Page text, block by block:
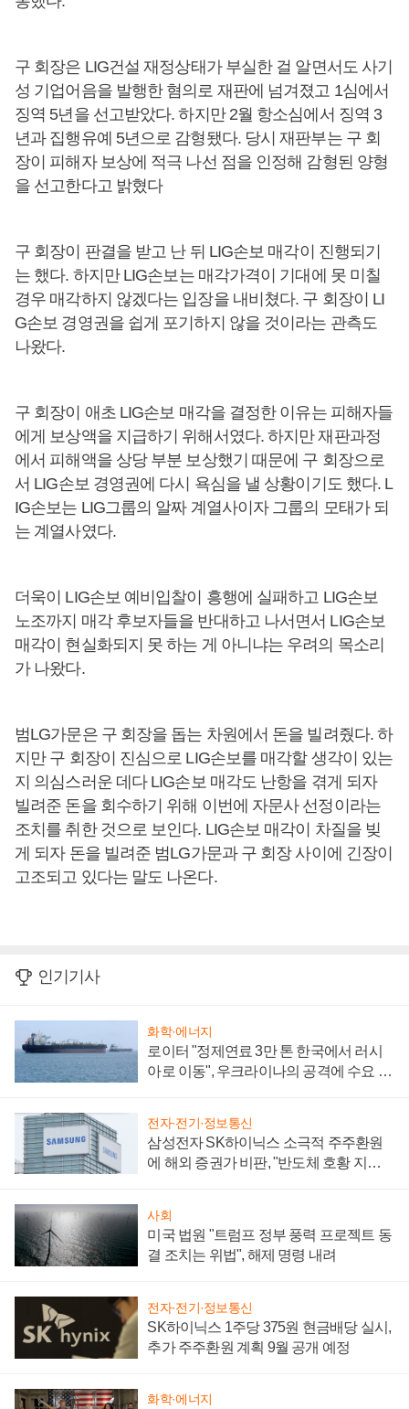
구 회장은 LIG건설 재정상태가 부실한 걸 알면서도 사기
성 기업어음을 발행한 혐의로 재판에 넘겨졌고 1심에서
징역 5년을 선고받았다. 하지만 2월 항소심에서 징역 3
년과 집행유예 5년으로 감형됐다. 당시 재판부는 구 회
장이 피해자 보상에 적극 나선 점을 인정해 감형된 양형
을 선고한다고 밝혔다
구 회장이 판결을 받고 난 뒤 LIG손보 매각이 진행되기
는 했다. 하지만 LIG손보는 매각가격이 기대에 못 미칠
경우 매각하지 않겠다는 입장을 내비쳤다. 구 회장이 LI
G손보 경영권을 쉽게 포기하지 않을 것이라는 관측도
나왔다.
구 회장이 애초 LIG손보 매각을 결정한 이유는 피해자들
에게 보상액을 지급하기 위해서였다. 하지만 재판과정
에서 피해액을 상당 부분 보상했기 때문에 구 회장으로
서 LIG손보 경영권에 다시 욕심을 낼 상황이기도 했다. L
IG손보는 LIG그룹의 알짜 계열사이자 그룹의 모태가 되
는 계열사였다.
더욱이 LIG손보 예비입찰이 흥행에 실패하고 LIG손보
노조까지 매각 후보자들을 반대하고 나서면서 LIG손보
매각이 현실화되지 못 하는 게 아니냐는 우려의 목소리
가 나왔다.
범LG가문은 구 회장을 돕는 차원에서 돈을 빌려줬다. 하
지만 구 회장이 진심으로 LIG손보를 매각할 생각이 있는
지 의심스러운 데다 LIG손보 매각도 난항을 겪게 되자
빌려준 돈을 회수하기 위해 이번에 자문사 선정이라는
조치를 취한 것으로 보인다. LIG손보 매각이 차질을 빚
게 되자 돈을 빌려준 범LG가문과 구 회장 사이에 긴장이
고조되고 있다는 말도 나온다.
인기기사
화학·에너지
로이터 "정제연료 3만 톤 한국에서 러시
아로 이동", 우크라이나의 공격에 수요 늘
전자·전기·정보통신
삼성전자 SK하이닉스 소극적 주주환원
에 해외 증권가 비판, "반도체 호황 지속
사회
미국 법원 "트럼프 정부 풍력 프로젝트 동
결 조치는 위법", 해제 명령 내려
전자·전기·정보통신
SK하이닉스 1주당 375원 현금배당 실시,
추가 주주환원 계획 9월 공개 예정
화학·에너지